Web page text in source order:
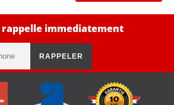
rappelle immediatement